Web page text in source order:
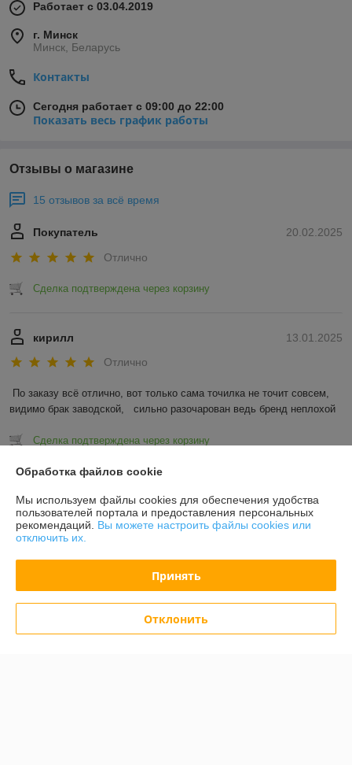
Работает с 03.04.2019
г. Минск
Минск, Беларусь
Контакты
Сегодня работает с 09:00 до 22:00
Показать весь график работы
Отзывы о магазине
15 отзывов за всё время
20.02.2025
Покупатель
Отлично
Сделка подтверждена через корзину
13.01.2025
кирилл
Отлично
По заказу всё отлично, вот только сама точилка не точит совсем,
видимо брак заводской,   сильно разочарован ведь бренд неплохой
Сделка подтверждена через корзину
Показать все отзывы
О нас
Доставка и оплата
Обработка файлов cookie
Мы используем файлы cookies для обеспечения удобства
пользователей портала и предоставления персональных
рекомендаций. Вы можете настроить файлы cookies или
отключить их.
Принять
Отклонить